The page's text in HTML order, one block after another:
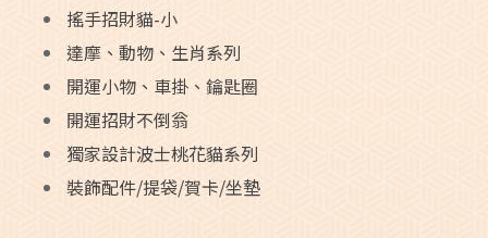
搖手招財貓-小
達摩、動物、生肖系列
開運小物、車掛、鑰匙圈
開運招財不倒翁
獨家設計波士桃花貓系列
裝飾配件/提袋/賀卡/坐墊